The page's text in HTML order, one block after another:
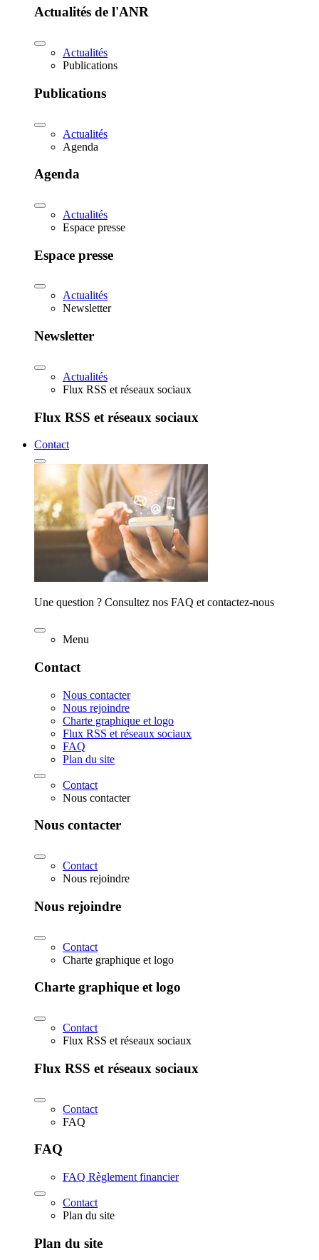
Actualités de l'ANR
Actualités
Publications
Publications
Actualités
Agenda
Agenda
Actualités
Espace presse
Espace presse
Actualités
Newsletter
Newsletter
Actualités
Flux RSS et réseaux sociaux
Flux RSS et réseaux sociaux
Contact
Une question ? Consultez nos FAQ et contactez-nous
Menu
Contact
Nous contacter
Nous rejoindre
Charte graphique et logo
Flux RSS et réseaux sociaux
FAQ
Plan du site
Contact
Nous contacter
Nous contacter
Contact
Nous rejoindre
Nous rejoindre
Contact
Charte graphique et logo
Charte graphique et logo
Contact
Flux RSS et réseaux sociaux
Flux RSS et réseaux sociaux
Contact
FAQ
FAQ
FAQ Règlement financier
Contact
Plan du site
Plan du site